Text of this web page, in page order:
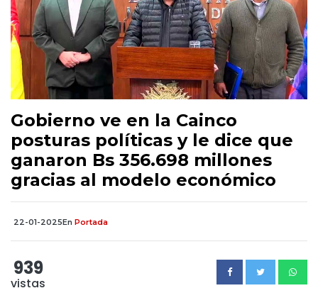
Gobierno ve en la Cainco
posturas políticas y le dice que
ganaron Bs 356.698 millones
gracias al modelo económico
22-01-2025En Portada
939
vistas